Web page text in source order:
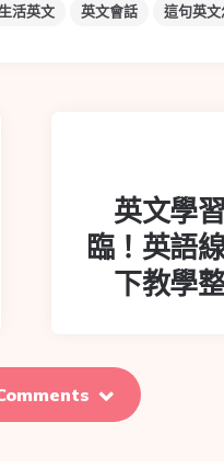
活英文 英文會話 這句英
英文學
臨！英語
下教學